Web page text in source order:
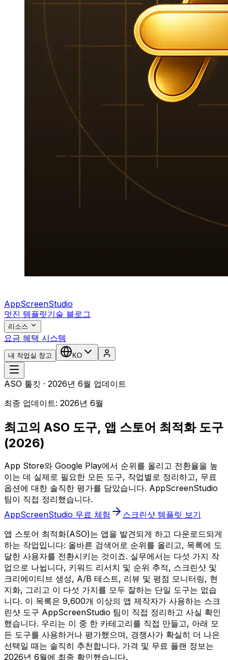
AppScreenStudio
멋진 템플릿기술 블로그
리소스
요금 혜택 시스템
내 작업실 창고 KO
ASO 툴킷 · 2026년 6월 업데이트
최종 업데이트: 2026년 6월
최고의 ASO 도구, 앱 스토어 최적화 도구
(2026)
App Store와 Google Play에서 순위를 올리고 전환율을 높
이는 데 실제로 필요한 모든 도구, 작업별로 정리하고, 무료
옵션에 대한 솔직한 평가를 담았습니다. AppScreenStudio
팀이 직접 정리했습니다.
AppScreenStudio 무료 체험
스크린샷 템플릿 보기
앱 스토어 최적화(ASO)는 앱을 발견되게 하고 다운로드되게
하는 작업입니다: 올바른 검색어로 순위를 올리고, 목록에 도
달한 사용자를 전환시키는 것이죠. 실무에서는 다섯 가지 작
업으로 나뉩니다, 키워드 리서치 및 순위 추적, 스크린샷 및
크리에이티브 생성, A/B 테스트, 리뷰 및 평점 모니터링, 현
지화, 그리고 이 다섯 가지를 모두 잘하는 단일 도구는 없습
니다. 이 목록은 9,600개 이상의 앱 제작자가 사용하는 스크
린샷 도구 AppScreenStudio 팀이 직접 정리하고 사실 확인
했습니다. 우리는 이 중 한 카테고리를 직접 만들고, 아래 모
든 도구를 사용하거나 평가했으며, 경쟁사가 확실히 더 나은
선택일 때는 솔직히 추천합니다. 가격 및 무료 플랜 정보는
2026년 6월에 최종 확인했습니다.